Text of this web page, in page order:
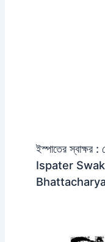
ইস্পাতের স্বাক্ষর :
Ispater